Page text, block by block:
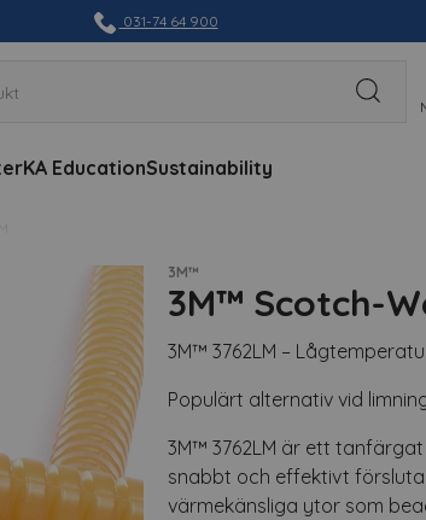
031-74 64 900
KA EducationSustainability
3M™
3M™ Scotch-
3M™ 3762LM –
Populärt alternativ vid
3M™ 3762LM är ett
snabbt och effektivt
värmekänsliga ytor som